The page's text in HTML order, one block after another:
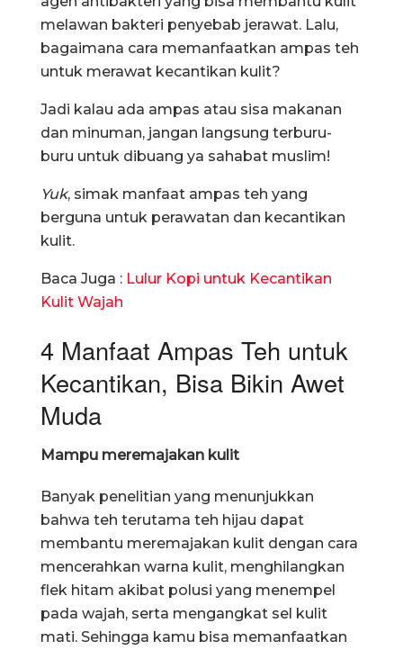
melawan bakteri penyebab jerawat. Lalu,
bagaimana cara memanfaatkan ampas teh
untuk merawat kecantikan kulit?
Jadi kalau ada ampas atau sisa makanan
dan minuman, jangan langsung terburu-
buru untuk dibuang ya sahabat muslim!
Yuk, simak manfaat ampas teh yang
berguna untuk perawatan dan kecantikan
kulit.
Baca Juga : Lulur Kopi untuk Kecantikan
Kulit Wajah
4 Manfaat Ampas Teh untuk
Kecantikan, Bisa Bikin Awet
Muda
Mampu meremajakan kulit
Banyak penelitian yang menunjukkan
bahwa teh terutama teh hijau dapat
membantu meremajakan kulit dengan cara
mencerahkan warna kulit, menghilangkan
flek hitam akibat polusi yang menempel
pada wajah, serta mengangkat sel kulit
mati. Sehingga kamu bisa memanfaatkan